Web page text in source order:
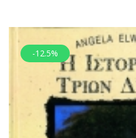
-12.5%